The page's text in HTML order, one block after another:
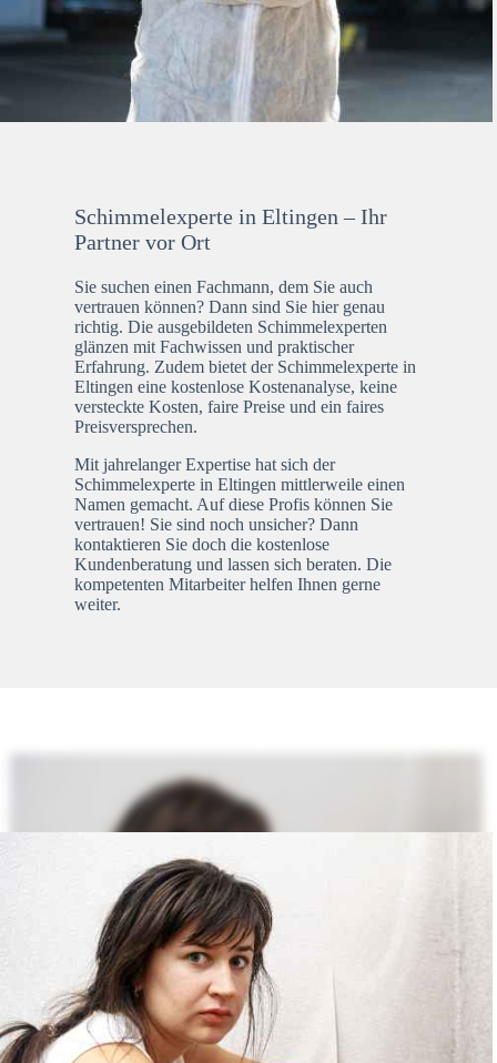
Schimmelexperte in Eltingen – Ihr
Partner vor Ort
Sie suchen einen Fachmann, dem Sie auch
vertrauen können? Dann sind Sie hier genau
richtig. Die ausgebildeten Schimmelexperten
glänzen mit Fachwissen und praktischer
Erfahrung. Zudem bietet der Schimmelexperte in
Eltingen eine kostenlose Kostenanalyse, keine
versteckte Kosten, faire Preise und ein faires
Preisversprechen.
Mit jahrelanger Expertise hat sich der
Schimmelexperte in Eltingen mittlerweile einen
Namen gemacht. Auf diese Profis können Sie
vertrauen! Sie sind noch unsicher? Dann
kontaktieren Sie doch die kostenlose
Kundenberatung und lassen sich beraten. Die
kompetenten Mitarbeiter helfen Ihnen gerne
weiter.